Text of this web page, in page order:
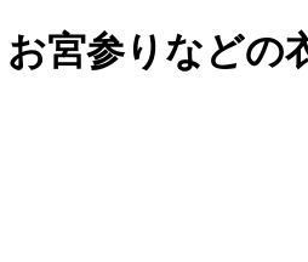
宮参りなどの